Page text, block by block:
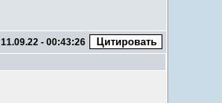
11.09.22 - 00:43:26